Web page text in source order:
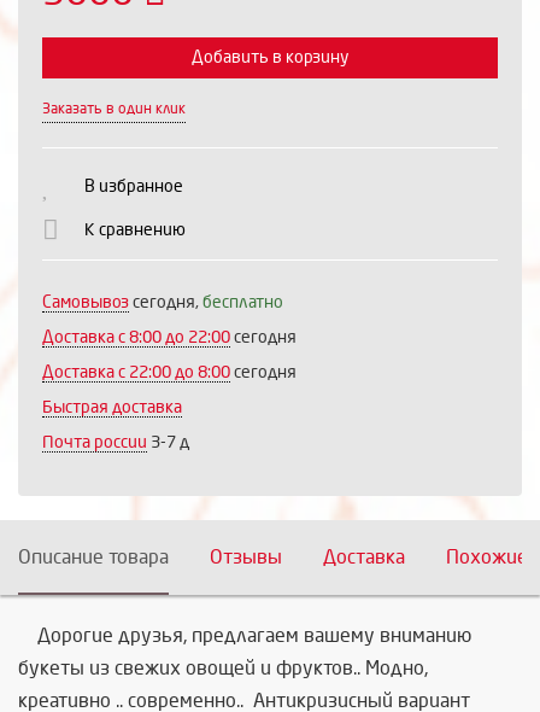
Выберите количество:
Продолжить Отмена
Добавить в корзину
Заказать в один клик
В избранное
К сравнению
Самовывоз сегодня, бесплатно
Доставка c 8:00 до 22:00 сегодня
Доставка с 22:00 до 8:00 сегодня
Быстрая доставка
Почта россии 3-7 д
Описание товара Отзывы Доставка Похожие
Дорогие друзья, предлагаем вашему вниманию
букеты из свежих овощей и фруктов.. Модно,
креативно .. современно.. Антикризисный вариант